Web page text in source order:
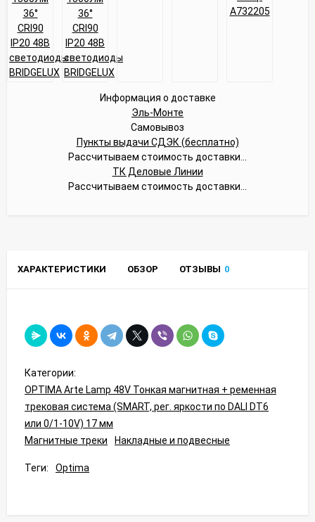
Информация о доставке
Эль-Монте
Самовывоз
Пункты выдачи СДЭК (бесплатно)
Рассчитываем стоимость доставки...
ТК Деловые Линии
Рассчитываем стоимость доставки...
ХАРАКТЕРИСТИКИ ОБЗОР ОТЗЫВЫ 0
Категории:
OPTIMA Arte Lamp 48V Тонкая магнитная + ременная
трековая система (SMART, рег. яркости по DALI DT6
или 0/1-10V) 17 мм
Магнитные треки
Накладные и подвесные
Теги: Optima